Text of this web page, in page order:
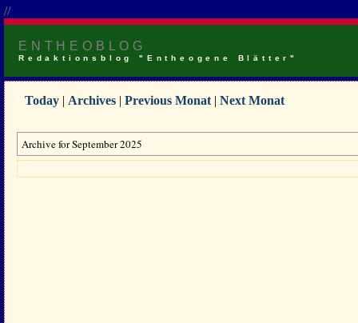
//
ENTHEOBLOG
Redaktionsblog "Entheogene Blätter"
Today | Archives | Previous Monat | Next Monat
Archive for September 2025